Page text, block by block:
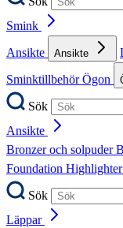
Smink
Ansikte
Ansikte
SminktillbehörÖgon
Sök
Ansikte
Bronzer och solpuder
Foundation Highlighter
Sök
Läppar